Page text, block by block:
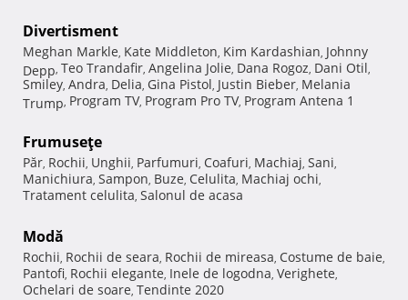
Divertisment
Meghan Markle, Kate Middleton, Kim Kardashian, Johnny
Depp, Teo Trandafir, Angelina Jolie, Dana Rogoz, Dani Otil,
Smiley, Andra, Delia, Gina Pistol, Justin Bieber, Melania
Trump, Program TV, Program Pro TV, Program Antena 1
Frumuseţe
Păr, Rochii, Unghii, Parfumuri, Coafuri, Machiaj, Sani,
Manichiura, Sampon, Buze, Celulita, Machiaj ochi,
Tratament celulita, Salonul de acasa
Modă
Rochii, Rochii de seara, Rochii de mireasa, Costume de baie,
Pantofi, Rochii elegante, Inele de logodna, Verighete,
Ochelari de soare, Tendinte 2020